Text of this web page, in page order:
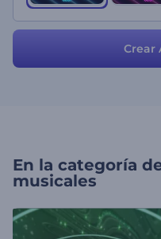
Crear
En la categoría
musicales